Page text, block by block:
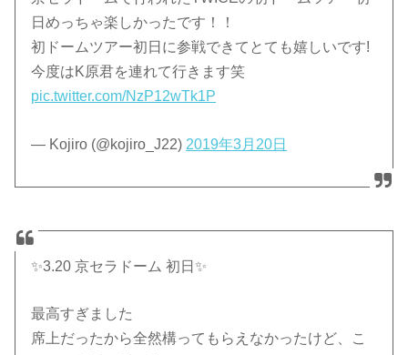
日めっちゃ楽しかったです！！
初ドームツアー初日に参戦できてとても嬉しいです!
今度はK原君を連れて行きます笑
pic.twitter.com/NzP12wTk1P
— Kojiro (@kojiro_J22) 2019年3月20日
✨3.20 京セラドーム 初日✨
最高すぎました
席上だったから全然構ってもらえなかったけど、こ